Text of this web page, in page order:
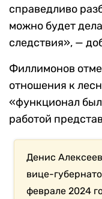
справедливо
можно будет
следствия», —
Филлимонов
отношения к
«функционал
работой
Денис
вице-
феврале 2024